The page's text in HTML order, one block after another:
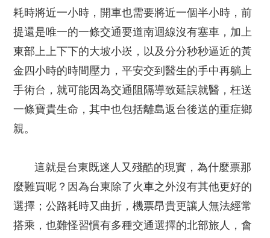
耗時將近一小時，開車也需要將近一個半小時，前
提還是唯一的一條交通要道南迴線沒有塞車，加上
東部上上下下的大坡小崁，以及分分秒秒逼近的黃
金四小時的時間壓力，平安交到醫生的手中再躺上
手術台，就可能因為交通阻隔導致延誤就醫，枉送
一條寶貴生命，其中也包括離島返台後送的重症鄉
親。
這就是台東既迷人又殘酷的現實，為什麼票那
麼難買呢？因為台東除了火車之外沒有其他更好的
選擇；公路耗時又曲折，機票昂貴更讓人無法經常
搭乘，也難怪習慣有多種交通選擇的北部旅人，會